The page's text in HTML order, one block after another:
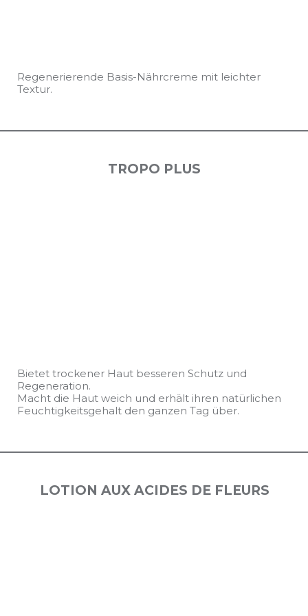
Regenerierende Basis-Nährcreme mit leichter
Textur.
TROPO PLUS
Bietet trockener Haut besseren Schutz und
Regeneration.
Macht die Haut weich und erhält ihren natürlichen
Feuchtigkeitsgehalt den ganzen Tag über.
LOTION AUX ACIDES DE FLEURS